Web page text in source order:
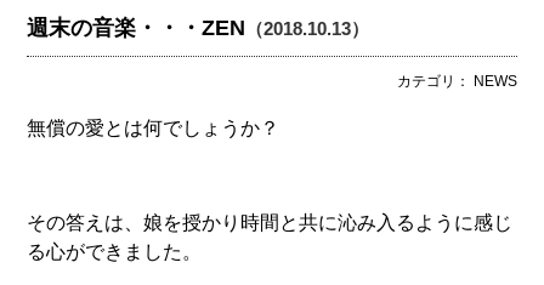
週末の音楽・・・ZEN （2018.10.13）
カテゴリ： NEWS
無償の愛とは何でしょうか？
その答えは、娘を授かり時間と共に沁み入るように感じ
る心ができました。